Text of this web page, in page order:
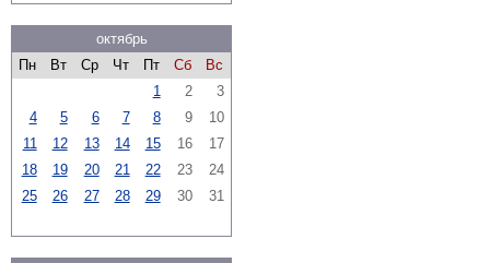
октябрь
Пн
Вт Ср Чт Пт Сб
Вс
1
2
3
4
5 6 7 8 9
10
11
12 13 14 15 16
17
18
19 20 21 22 23
24
25
26 27 28 29 30 31